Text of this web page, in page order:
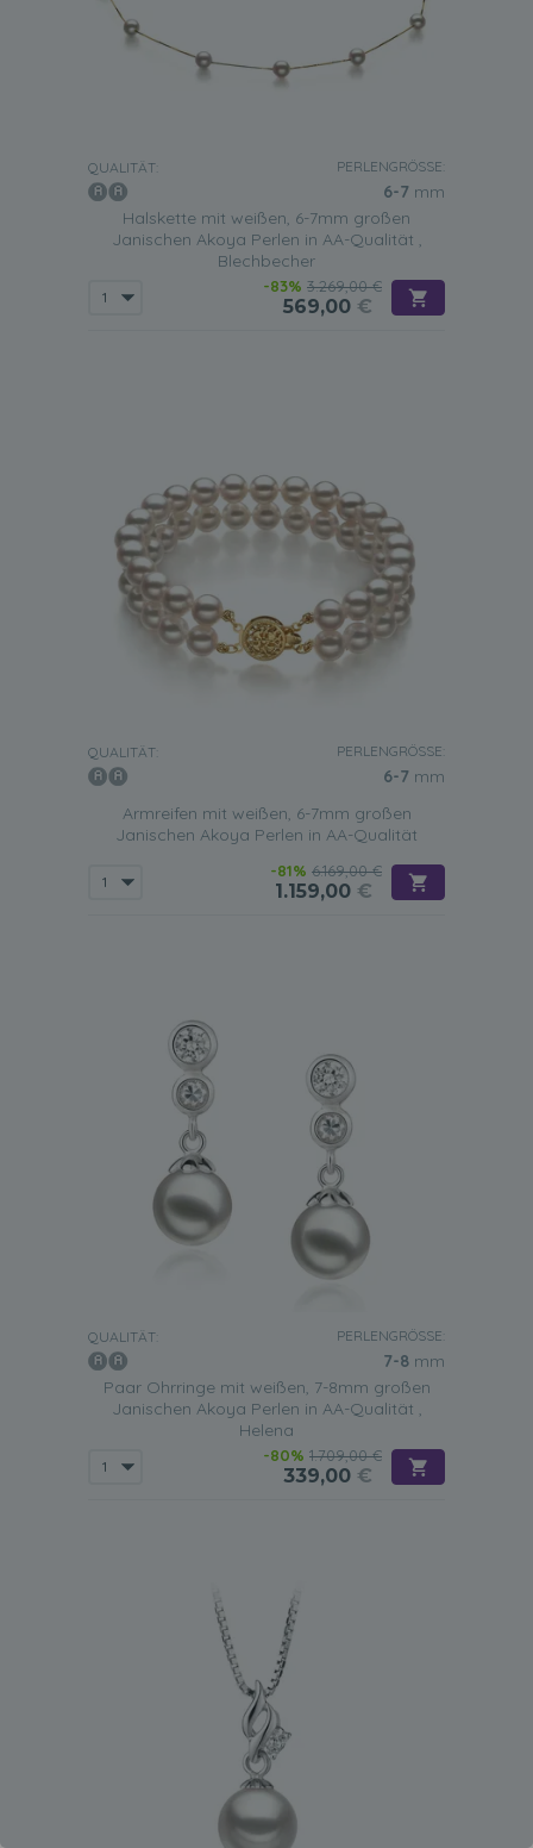
QUALITÄT: PERLENGRÖSSE:
6-7 mm
Halskette mit weißen, 6-7mm großen
Janischen Akoya Perlen in AA-Qualität ,
Blechbecher
-83% 3.269,00 €
569,00 €
QUALITÄT: PERLENGRÖSSE:
6-7 mm
Armreifen mit weißen, 6-7mm großen
Janischen Akoya Perlen in AA-Qualität
-81% 6.169,00 €
1.159,00 €
QUALITÄT: PERLENGRÖSSE:
7-8 mm
Paar Ohrringe mit weißen, 7-8mm großen
Janischen Akoya Perlen in AA-Qualität ,
Helena
-80% 1.709,00 €
339,00 €